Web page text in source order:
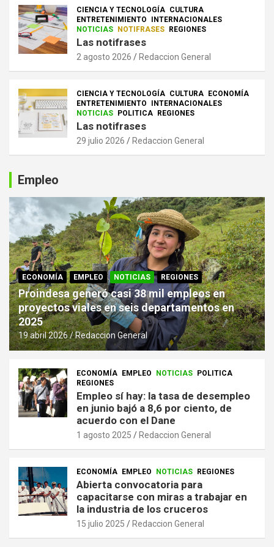
CIENCIA Y TECNOLOGÍA CULTURA
ENTRETENIMIENTO
INTERNACIONALES
NOTICIAS NOTIFRASES REGIONES
Las notifrases
2 agosto 2026 Redaccion General
CIENCIA Y TECNOLOGÍA CULTURA ECONOMÍA
ENTRETENIMIENTO
INTERNACIONALES
NOTICIAS POLITICA REGIONES
Las notifrases
29 julio 2026 Redaccion General
Empleo
ECONOMÍA EMPLEO NOTICIAS REGIONES
Proindesa generó casi 38 mil empleos en
proyectos viales en seis departamentos en
2025
19 abril 2026 Redaccion General
ECONOMÍA EMPLEO NOTICIAS POLITICA
REGIONES
Empleo sí hay: la tasa de desempleo
en junio bajó a 8,6 por ciento, de
acuerdo con el Dane
1 agosto 2025 Redaccion General
ECONOMÍA EMPLEO NOTICIAS REGIONES
Abierta convocatoria para
capacitarse con miras a trabajar en
la industria de los cruceros
15 julio 2025 Redaccion General